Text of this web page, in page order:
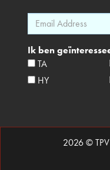
Ik ben
TA
HY
2026 ©